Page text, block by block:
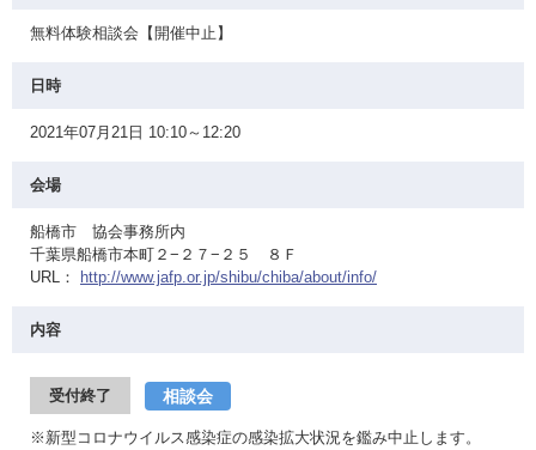
無料体験相談会【開催中止】
日時
2021年07月21日 10:10～12:20
会場
船橋市 協会事務所内
千葉県船橋市本町２−２７−２５ ８Ｆ
URL：
http://www.jafp.or.jp/shibu/chiba/about/info/
内容
受付終了 相談会
※新型コロナウイルス感染症の感染拡大状況を鑑み中止します。